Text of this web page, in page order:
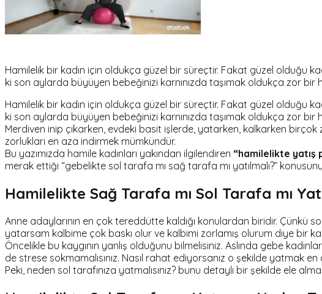
Hamilelik bir kadın için oldukça güzel bir süreçtir. Fakat güzel olduğu
ki son aylarda büyüyen bebeğinizi karnınızda taşımak oldukça zor bir
Hamilelik bir kadın için oldukça güzel bir süreçtir. Fakat güzel olduğu
ki son aylarda büyüyen bebeğinizi karnınızda taşımak oldukça zor bir
Merdiven inip çıkarken, evdeki basit işlerde, yatarken, kalkarken
zorlukları en aza indirmek mümkündür.
Bu yazımızda hamile kadınları yakından ilgilendiren “hamilelikte yatış
merak ettiği “gebelikte sol tarafa mı sağ tarafa mı yatılmalı?”
Hamilelikte Sağ Tarafa mı Sol Tarafa mı
Anne adaylarının en çok tereddütte kaldığı konulardan biridir. Çünkü
yatarsam kalbime çok baskı olur ve kalbimi zorlamış olurum diye bir
Öncelikle bu kaygının yanlış olduğunu bilmelisiniz. Aslında gebe
de strese sokmamalısınız. Nasıl rahat ediyorsanız o şekilde yatmak
Peki, neden sol tarafınıza yatmalısınız? bunu detaylı bir şekilde ele